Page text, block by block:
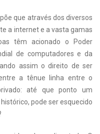
que através dos diversos
a internet e a vasta gamas
têm acionado o Poder
de computadores e da
assim o direito de ser
a tênue linha entre o
até que ponto um
pode ser esquecido